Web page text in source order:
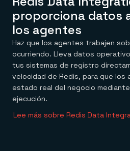
proporciona datos
los agentes
Haz que los agentes trabajen
ocurriendo. Lleva datos
tus sistemas de registro
velocidad de Redis, para que
estado real del negocio
ejecución.
Lee más sobre Redis Data